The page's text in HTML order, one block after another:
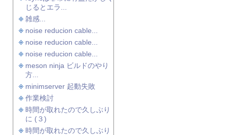
じるとエラ...
雑感...
noise reducion cable...
noise reducion cable...
noise reducion cable...
meson ninja ビルドのやり
方...
minimserver 起動失敗
作業検討
時間が取れたので久しぶり
に (３)
時間が取れたので久しぶり